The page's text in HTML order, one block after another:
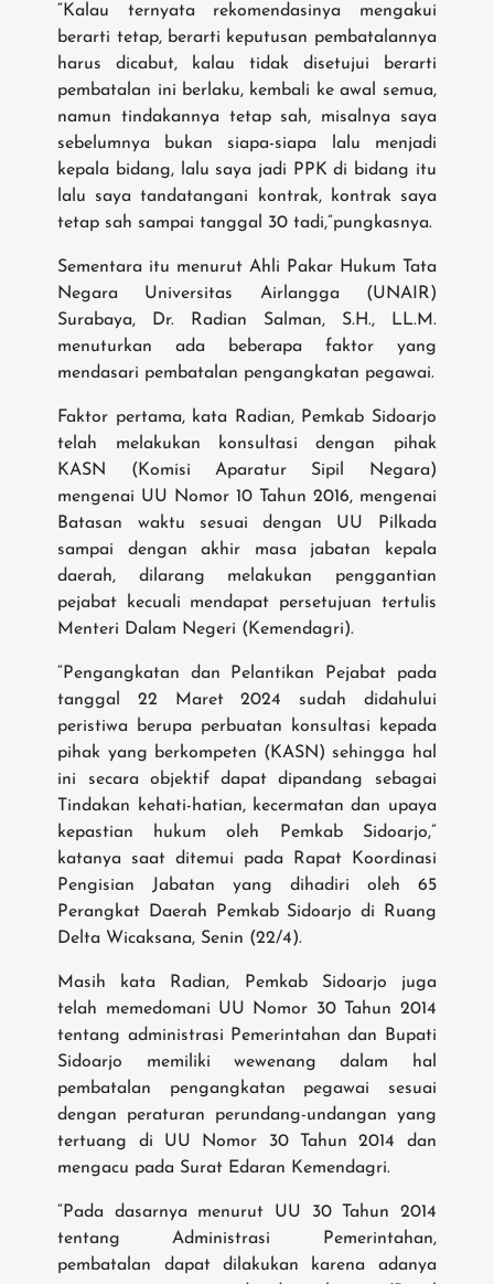
“Kalau ternyata rekomendasinya mengakui
berarti tetap, berarti keputusan pembatalannya
harus dicabut, kalau tidak disetujui berarti
pembatalan ini berlaku, kembali ke awal semua,
namun tindakannya tetap sah, misalnya saya
sebelumnya bukan siapa-siapa lalu menjadi
kepala bidang, lalu saya jadi PPK di bidang itu
lalu saya tandatangani kontrak, kontrak saya
tetap sah sampai tanggal 30 tadi,”pungkasnya.
Sementara itu menurut Ahli Pakar Hukum Tata
Negara Universitas Airlangga (UNAIR)
Surabaya, Dr. Radian Salman, S.H., LL.M.
menuturkan ada beberapa faktor yang
mendasari pembatalan pengangkatan pegawai.
Faktor pertama, kata Radian, Pemkab Sidoarjo
telah melakukan konsultasi dengan pihak
KASN (Komisi Aparatur Sipil Negara)
mengenai UU Nomor 10 Tahun 2016, mengenai
Batasan waktu sesuai dengan UU Pilkada
sampai dengan akhir masa jabatan kepala
daerah, dilarang melakukan penggantian
pejabat kecuali mendapat persetujuan tertulis
Menteri Dalam Negeri (Kemendagri).
“Pengangkatan dan Pelantikan Pejabat pada
tanggal 22 Maret 2024 sudah didahului
peristiwa berupa perbuatan konsultasi kepada
pihak yang berkompeten (KASN) sehingga hal
ini secara objektif dapat dipandang sebagai
Tindakan kehati-hatian, kecermatan dan upaya
kepastian hukum oleh Pemkab Sidoarjo,”
katanya saat ditemui pada Rapat Koordinasi
Pengisian Jabatan yang dihadiri oleh 65
Perangkat Daerah Pemkab Sidoarjo di Ruang
Delta Wicaksana, Senin (22/4).
Masih kata Radian, Pemkab Sidoarjo juga
telah memedomani UU Nomor 30 Tahun 2014
tentang administrasi Pemerintahan dan Bupati
Sidoarjo memiliki wewenang dalam hal
pembatalan pengangkatan pegawai sesuai
dengan peraturan perundang-undangan yang
tertuang di UU Nomor 30 Tahun 2014 dan
mengacu pada Surat Edaran Kemendagri.
“Pada dasarnya menurut UU 30 Tahun 2014
tentang Administrasi Pemerintahan,
pembatalan dapat dilakukan karena adanya